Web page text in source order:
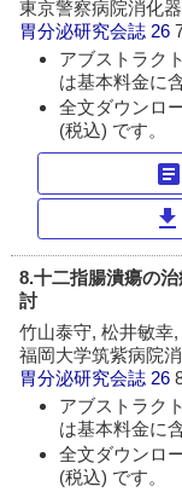
東京警察病院消化
胃分泌研究会誌 26
アブストラク
は基本料金に
全文ダウンロ
(税込) です。
article
download
8.十二指腸潰瘍の
討
竹山泰守, 松井敏幸
福岡大学筑紫病院
胃分泌研究会誌 26
アブストラク
は基本料金に
全文ダウンロ
(税込) です。